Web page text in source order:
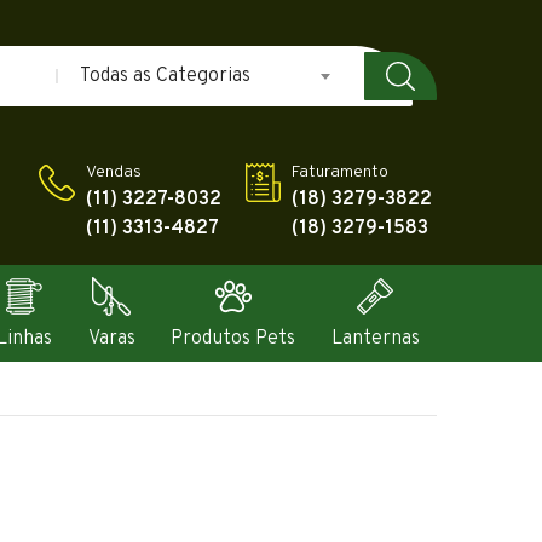
Todas as Categorias
Vendas
(11) 3227-8032
(11) 3313-4827
Faturamento
(18) 3279-3822
(18) 3279-1583
Varas Produtos Pets Lanternas